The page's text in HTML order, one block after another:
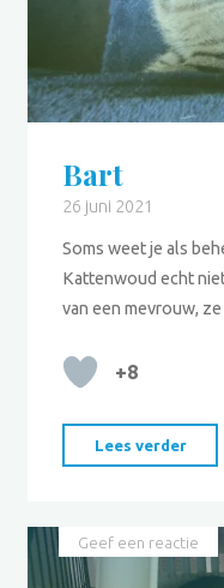
Bart
26 juni 2021
Soms weet je als
Kattenwoud echt
van een mevrouw,
+8
Lees verder
Geef een reactie